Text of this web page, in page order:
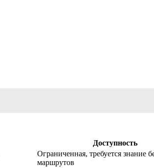
Доступность
Ограниченная, требуется знание
маршрутов